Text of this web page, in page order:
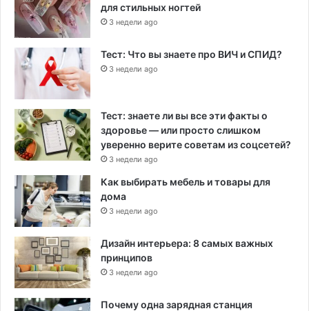
для стильных ногтей
3 недели ago
Тест: Что вы знаете про ВИЧ и СПИД?
3 недели ago
Тест: знаете ли вы все эти факты о
здоровье — или просто слишком
уверенно верите советам из соцсетей?
3 недели ago
Как выбирать мебель и товары для
дома
3 недели ago
Дизайн интерьера: 8 самых важных
принципов
3 недели ago
Почему одна зарядная станция